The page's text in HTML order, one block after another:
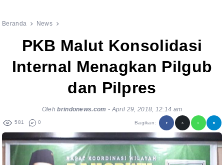
Beranda News
PKB Malut Konsolidasi
Internal Menagkan Pilgub
dan Pilpres
Olehbrindonews.com - April 29, 2018, 12:14 am
581 0 Bagikan: